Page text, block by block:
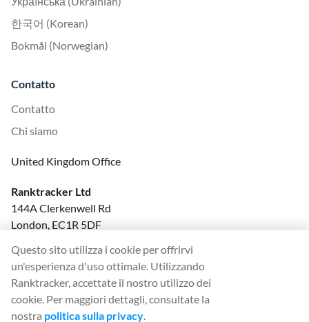
한국어 (Korean)
Bokmål (Norwegian)
Contatto
Contatto
Chi siamo
United Kingdom Office
Ranktracker Ltd
144A Clerkenwell Rd
London, EC1R 5DF
felix@ranktracker.com
2015 -2026 © Ranktracker. All Rights Reserved.
Questo sito utilizza i cookie per offrirvi
un'esperienza d'uso ottimale. Utilizzando
Ranktracker, accettate il nostro utilizzo dei
cookie. Per maggiori dettagli, consultate la
nostra politica sulla privacy.